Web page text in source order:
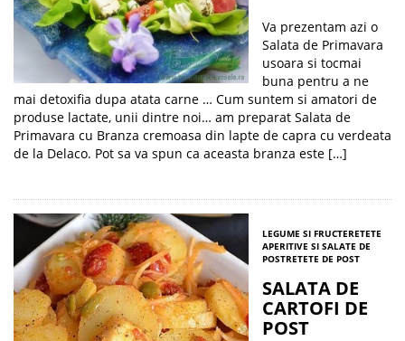
Va prezentam azi o
Salata de Primavara
usoara si tocmai
buna pentru a ne
mai detoxifia dupa atata carne … Cum suntem si amatori de
produse lactate, unii dintre noi… am preparat Salata de
Primavara cu Branza cremoasa din lapte de capra cu verdeata
de la Delaco. Pot sa va spun ca aceasta branza este […]
LEGUME SI FRUCTERETETE
APERITIVE SI SALATE DE
POSTRETETE DE POST
SALATA DE
CARTOFI DE
POST